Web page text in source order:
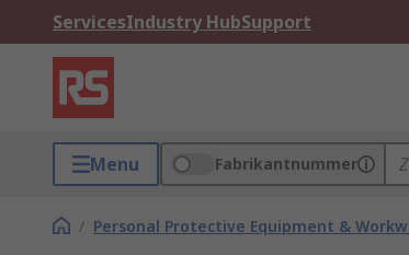
ServicesIndustry HubSupport
Menu Fabrikantnummer
/ Personal Protective Equipment &